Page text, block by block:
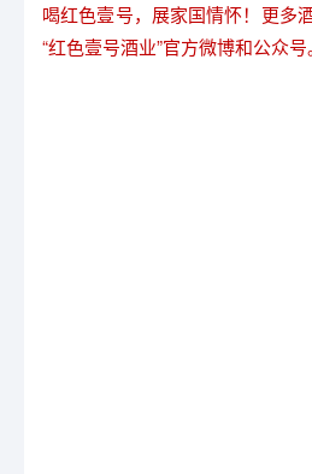
喝红色壹号，展家国情怀！更多
“红色壹号酒业”官方微博和公众号。